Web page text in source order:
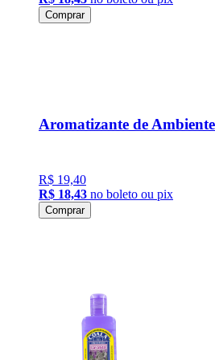
Comprar
Aromatizante de
R$ 19,40
R$ 18,43 no boleto ou pix
Comprar